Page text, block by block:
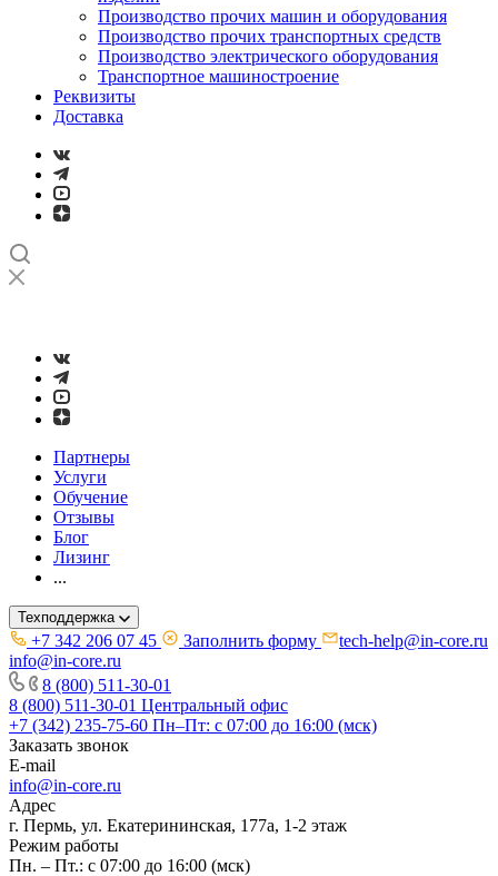
Производство прочих машин и оборудования
Производство прочих транспортных средств
Производство электрического оборудования
Транспортное машиностроение
Реквизиты
Доставка
Партнеры
Услуги
Обучение
Отзывы
Блог
Лизинг
...
Техподдержка
+7 342 206 07 45 Заполнить форму
tech-help@in-core.ru
info@in-core.ru
8 (800) 511-30-01
8 (800) 511-30-01 Центральный офис
+7 (342) 235-75-60 Пн–Пт: с 07:00 до 16:00 (мск)
Заказать звонок
E-mail
info@in-core.ru
Адрес
г. Пермь, ул. ​Екатерининская, 177а, ​1-2 этаж
Режим работы
Пн. – Пт.: с 07:00 до 16:00 (мск)